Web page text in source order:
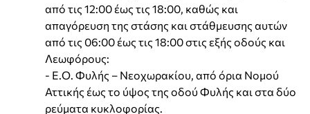
από τις 12:00 έως τις 18:00, καθώς και
απαγόρευση της στάσης και στάθμευσης αυτών
από τις 06:00 έως τις 18:00 στις εξής οδούς και
Λεωφόρους:
- Ε.Ο. Φυλής – Νεοχωρακίου, από όρια Νομού
Αττικής έως το ύψος της οδού Φυλής και στα δύο
ρεύματα κυκλοφορίας.